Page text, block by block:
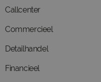
Callcenter
Commercieel
Detailhandel
Financieel